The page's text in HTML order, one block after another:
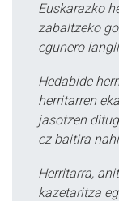
Euskarazko
zabaltzeko
egunero
Hedabide
herritarren
jasotzen
ez baitira
Herritarra,
kazetaritza